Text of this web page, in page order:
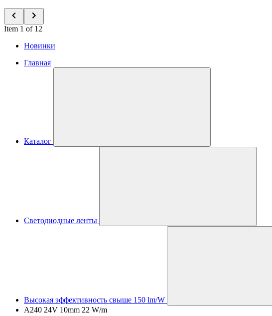
Item 1 of 12
Новинки
Главная
Каталог
Светодиодные ленты
Высокая эффективность свыше 150 lm/W
A240 24V 10mm 22 W/m